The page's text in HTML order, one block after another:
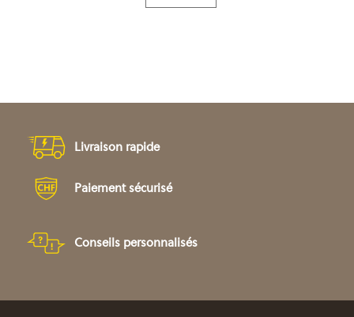
Livraison rapide
Paiement sécurisé
Conseils personnalisés